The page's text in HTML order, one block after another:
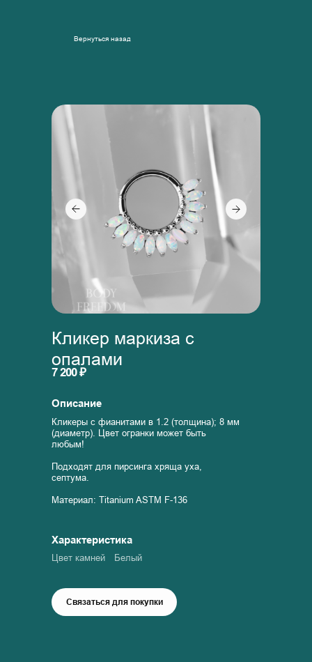
Вернуться назад
Связаться для покупки
Кликер маркиза с
опалами
Описание
Характеристика
Кликеры с фианитами в 1.2 (толщина); 8 мм
(диаметр). Цвет огранки может быть
любым!
Подходят для пирсинга хряща уха,
септума.
Материал: Titanium ASTM F-136
Белый
Цвет камней
7 200 ₽